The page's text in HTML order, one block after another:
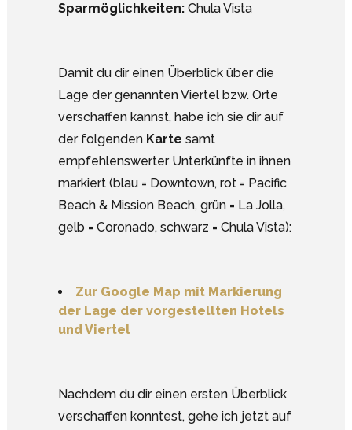
Sparmöglichkeiten: Chula Vista
Damit du dir einen Überblick über die
Lage der genannten Viertel bzw. Orte
verschaffen kannst, habe ich sie dir auf
der folgenden Karte samt
empfehlenswerter Unterkünfte in ihnen
markiert (blau = Downtown, rot = Pacific
Beach & Mission Beach, grün = La Jolla,
gelb = Coronado, schwarz = Chula Vista):
Zur Google Map mit Markierung
der Lage der vorgestellten Hotels
und Viertel
Nachdem du dir einen ersten Überblick
verschaffen konntest, gehe ich jetzt auf